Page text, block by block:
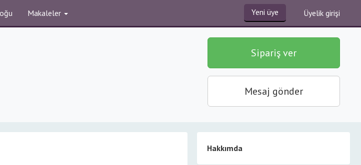
Makaleler Yeni üye Üyelik girişi
Sipariş ver
Mesaj gönder
Hakkımda